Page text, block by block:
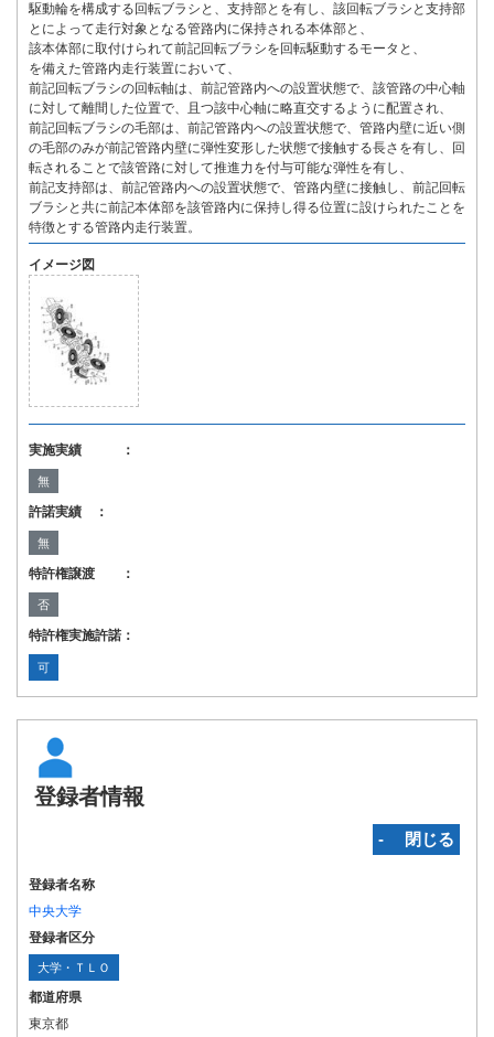
駆動輪を構成する回転ブラシと、支持部とを有し、該回転ブラシと支持部
とによって走行対象となる管路内に保持される本体部と、
該本体部に取付けられて前記回転ブラシを回転駆動するモータと、
を備えた管路内走行装置において、
前記回転ブラシの回転軸は、前記管路内への設置状態で、該管路の中心軸
に対して離間した位置で、且つ該中心軸に略直交するように配置され、
前記回転ブラシの毛部は、前記管路内への設置状態で、管路内壁に近い側
の毛部のみが前記管路内壁に弾性変形した状態で接触する長さを有し、回
転されることで該管路に対して推進力を付与可能な弾性を有し、
前記支持部は、前記管路内への設置状態で、管路内壁に接触し、前記回転
ブラシと共に前記本体部を該管路内に保持し得る位置に設けられたことを
特徴とする管路内走行装置。
イメージ図
実施実績 ：
無
許諾実績 ：
無
特許権譲渡 ：
否
特許権実施許諾：
可
登録者情報
‐ 閉じる
登録者名称
中央大学
登録者区分
大学・ＴＬＯ
都道府県
東京都